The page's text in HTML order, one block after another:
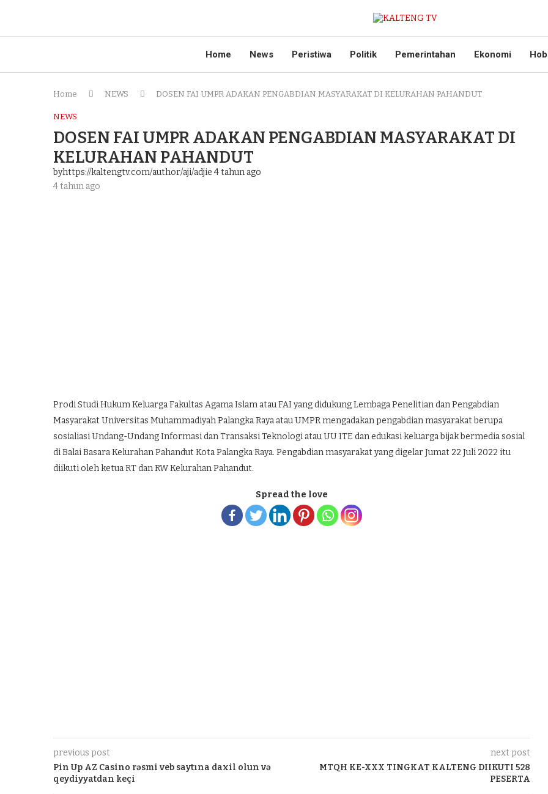
Home News Peristiwa Politik Pemerintahan Ekonomi
Home NEWS DOSEN FAI UMPR ADAKAN PENGABDIAN MASYARAKAT DI KELURAHAN PAHANDUT
NEWS
DOSEN FAI UMPR ADAKAN PENGABDIAN MASYARAKAT DI
KELURAHAN PAHANDUT
byhttps://kaltengtv.com/author/aji/adjie 4 tahun ago
4 tahun ago
Prodi Studi Hukum Keluarga Fakultas Agama Islam atau FAI yang didukung Lembaga Penelitian dan Pengabdian
Masyarakat Universitas Muhammadiyah Palangka Raya atau UMPR mengadakan pengabdian masyarakat berupa
sosialiasi Undang-Undang Informasi dan Transaksi Teknologi atau UU ITE dan edukasi keluarga bijak bermedia sosial
di Balai Basara Kelurahan Pahandut Kota Palangka Raya. Pengabdian masyarakat yang digelar Jumat 22 Juli 2022 itu
diikuti oleh ketua RT dan RW Kelurahan Pahandut.
Spread the love
previous post
Pin Up AZ Casino rəsmi veb saytına daxil olun və
qeydiyyatdan keçi
next post
MTQH KE-XXX TINGKAT KALTENG DIIKUTI 528
PESERTA